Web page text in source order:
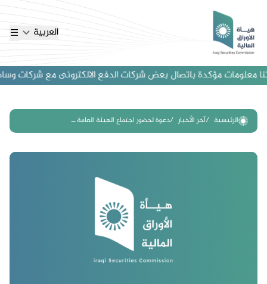
العربية
معلومات مؤكدة باتصال بعض شركات الدفع الالكترونى مع شركات وساطة
الرئيسية آخر الأخبار دعوة لحضور اجتماع الهيئة العامة ــ